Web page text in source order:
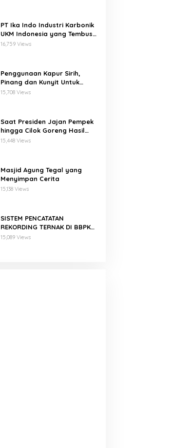
PT Ika Indo Industri Karbonik
UKM Indonesia yang Tembus
Pasar Global
16,759 Views
Penggunaan Kapur Sirih,
Pinang dan Kunyit Untuk
Pengobatan Penyakit Orf
15,708 Views
Saat Presiden Jajan Pempek
hingga Cilok Goreng Hasil
Binaan PNM Mekaar
15,448 Views
Masjid Agung Tegal yang
Menyimpan Cerita
15,138 Views
SISTEM PENCATATAN
REKORDING TERNAK DI BBPKH
MENGGUNAKAN GOOGLE FORM
15,089 Views